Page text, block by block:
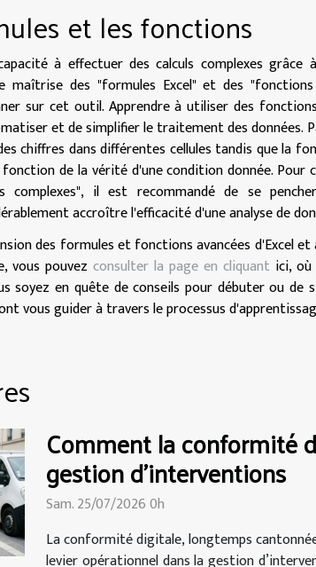
et les fonctions
à effectuer des calculs complexes
maîtrise des "formules Excel" et des
sur cet outil. Apprendre à utiliser des
et de simplifier le traitement des données.
chiffres dans différentes cellules tandis que la
de la vérité d'une condition donnée. Pour
complexes", il est recommandé de se
accroître l'efficacité d'une analyse de
des formules et fonctions avancées d'Excel
vous pouvez consulter la page en cliquant ici,
soyez en quête de conseils pour débuter ou de
vous guider à travers le processus
Comment la conformité
gestion d’interventions
Sam. 25/07/2026 0h
La conformité digitale, longtemps
levier opérationnel dans la gestion